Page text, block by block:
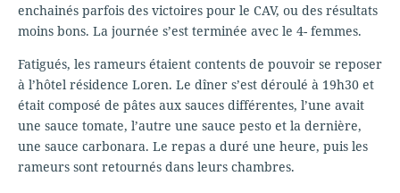
enchainés parfois des victoires pour le CAV, ou des résultats
moins bons. La journée s’est terminée avec le 4- femmes.
Fatigués, les rameurs étaient contents de pouvoir se reposer
à l’hôtel résidence Loren. Le dîner s’est déroulé à 19h30 et
était composé de pâtes aux sauces différentes, l’une avait
une sauce tomate, l’autre une sauce pesto et la dernière,
une sauce carbonara. Le repas a duré une heure, puis les
rameurs sont retournés dans leurs chambres.